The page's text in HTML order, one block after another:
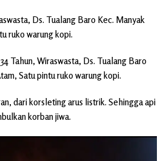
Ds. Tualang Baro Kec. Manyak
ruko warung kopi.
Tahun, Wiraswasta, Ds. Tualang Baro
Satu pintu ruko warung kopi.
dari korsleting arus listrik. Sehingga api
korban jiwa.